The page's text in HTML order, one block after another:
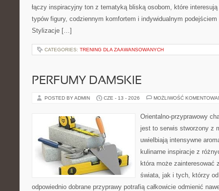
łączy inspiracyjny ton z tematyką bliską osobom, które
typów figury, codziennym komfortem i indywidualnym
Stylizacje […]
CATEGORIES: TRENING DLA ZAAWANSOWANYCH
PERFUMY DAMSKIE
POSTED BY ADMIN CZE - 13 - 2026 MOŻLIWOŚĆ
Orientalno-przyprawowy
jest to serwis stworzony z
uwielbiają intensywne
kulinarne inspiracje z
która może zainteresować
świata, jak i tych, którzy
odpowiednio dobrane przyprawy potrafią całkowicie odmienić